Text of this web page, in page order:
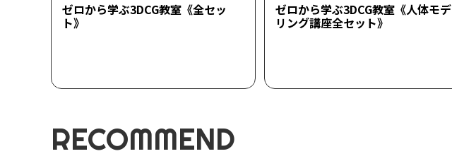
ゼロから学ぶ3DCG教室《全セッ
ト》
ゼロから学ぶ3DCG教室《人体モデ
リング講座全セット》
RECOMMEND